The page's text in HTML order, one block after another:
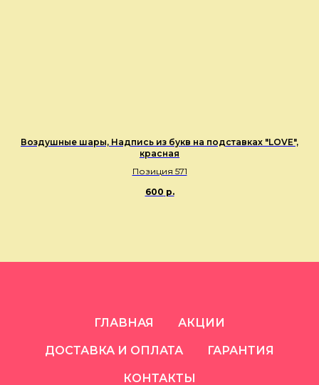
Воздушные шары, Надпись из букв на подставках "LOVE",
красная
Позиция 571
600 р.
ГЛАВНАЯ АКЦИИ
ДОСТАВКА И ОПЛАТА ГАРАНТИЯ
КОНТАКТЫ